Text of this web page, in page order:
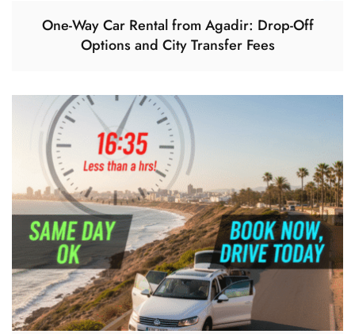
One-Way Car Rental from Agadir: Drop-Off
Options and City Transfer Fees